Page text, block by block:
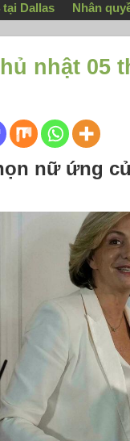
Dallas Nhân
nhật 05
nữ ứng